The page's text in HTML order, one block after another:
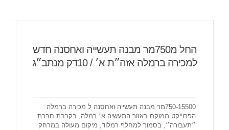
החל מ750מר מבנה תעשייה ואחסנה חדש
למכירה ברמלה אזה״ת א׳ / 10דק מנתב״ג
750-15500מר מבנה תעשייה ואחסנה ל מכירה ברמלה
הפרוייקט ממוקם באזור התעשיה א׳ רמלה, בקרבת חברת
״תעבורה״, בסמוך למחלף רמלוד, מיקום מעולה במרחק